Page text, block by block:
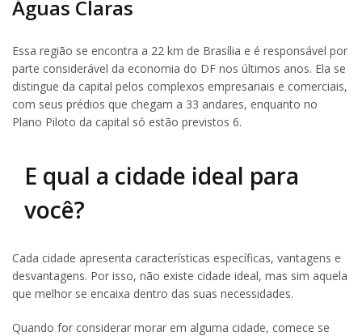
Águas Claras
Essa região se encontra a 22 km de Brasília e é responsável por
parte considerável da economia do DF nos últimos anos. Ela se
distingue da capital pelos complexos empresariais e comerciais,
com seus prédios que chegam a 33 andares, enquanto no
Plano Piloto da capital só estão previstos 6.
E qual a cidade ideal para
você?
Cada cidade apresenta características específicas, vantagens e
desvantagens. Por isso, não existe cidade ideal, mas sim aquela
que melhor se encaixa dentro das suas necessidades.
Quando for considerar morar em alguma cidade, comece se